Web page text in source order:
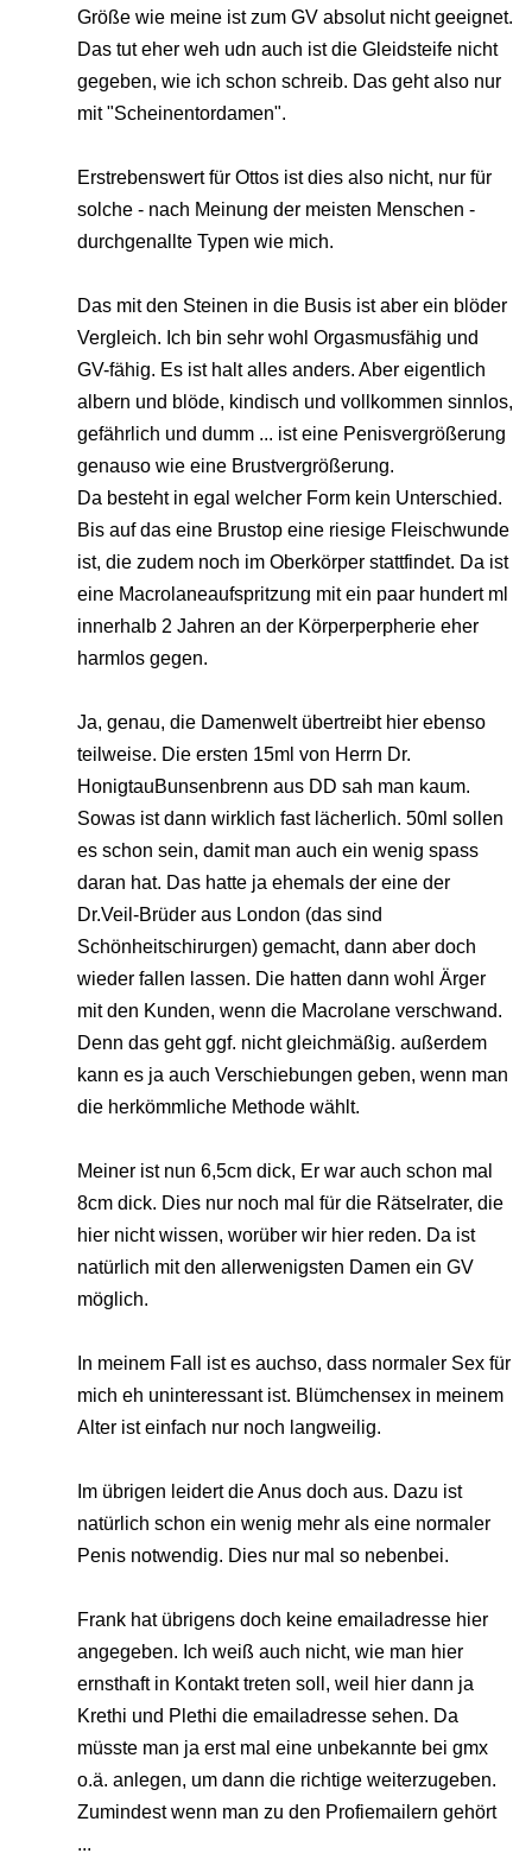
Größe wie meine ist zum GV absolut nicht geeignet.
Das tut eher weh udn auch ist die Gleidsteife nicht
gegeben, wie ich schon schreib. Das geht also nur
mit "Scheinentordamen".
Erstrebenswert für Ottos ist dies also nicht, nur für
solche - nach Meinung der meisten Menschen -
durchgenallte Typen wie mich.
Das mit den Steinen in die Busis ist aber ein blöder
Vergleich. Ich bin sehr wohl Orgasmusfähig und
GV-fähig. Es ist halt alles anders. Aber eigentlich
albern und blöde, kindisch und vollkommen sinnlos,
gefährlich und dumm ... ist eine Penisvergrößerung
genauso wie eine Brustvergrößerung.
Da besteht in egal welcher Form kein Unterschied.
Bis auf das eine Brustop eine riesige Fleischwunde
ist, die zudem noch im Oberkörper stattfindet. Da ist
eine Macrolaneaufspritzung mit ein paar hundert ml
innerhalb 2 Jahren an der Körperperpherie eher
harmlos gegen.
Ja, genau, die Damenwelt übertreibt hier ebenso
teilweise. Die ersten 15ml von Herrn Dr.
HonigtauBunsenbrenn aus DD sah man kaum.
Sowas ist dann wirklich fast lächerlich. 50ml sollen
es schon sein, damit man auch ein wenig spass
daran hat. Das hatte ja ehemals der eine der
Dr.Veil-Brüder aus London (das sind
Schönheitschirurgen) gemacht, dann aber doch
wieder fallen lassen. Die hatten dann wohl Ärger
mit den Kunden, wenn die Macrolane verschwand.
Denn das geht ggf. nicht gleichmäßig. außerdem
kann es ja auch Verschiebungen geben, wenn man
die herkömmliche Methode wählt.
Meiner ist nun 6,5cm dick, Er war auch schon mal
8cm dick. Dies nur noch mal für die Rätselrater, die
hier nicht wissen, worüber wir hier reden. Da ist
natürlich mit den allerwenigsten Damen ein GV
möglich.
In meinem Fall ist es auchso, dass normaler Sex für
mich eh uninteressant ist. Blümchensex in meinem
Alter ist einfach nur noch langweilig.
Im übrigen leidert die Anus doch aus. Dazu ist
natürlich schon ein wenig mehr als eine normaler
Penis notwendig. Dies nur mal so nebenbei.
Frank hat übrigens doch keine emailadresse hier
angegeben. Ich weiß auch nicht, wie man hier
ernsthaft in Kontakt treten soll, weil hier dann ja
Krethi und Plethi die emailadresse sehen. Da
müsste man ja erst mal eine unbekannte bei gmx
o.ä. anlegen, um dann die richtige weiterzugeben.
Zumindest wenn man zu den Profiemailern gehört
...